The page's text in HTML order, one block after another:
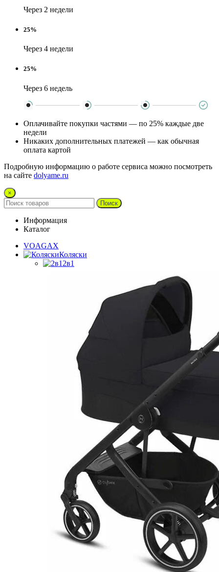
Через 2 недели
25%
Через 4 недели
25%
Через 6 недель
Оплачивайте покупки частями — по 25% каждые две
недели
Никаких дополнительных платежей — как обычная
оплата картой
Подробную информацию о работе сервиса можно посмотреть
на сайте dolyame.ru
×
Поиск
Информация
Каталог
VOAGAX
Коляски
2в1